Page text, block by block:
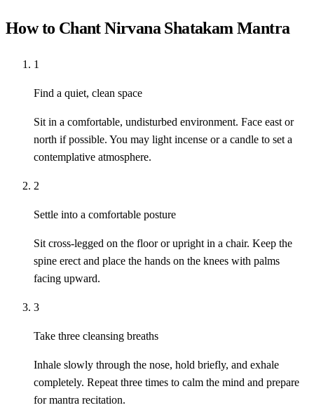
How to Chant Nirvana Shatakam Mantra
1
Find a quiet, clean space
Sit in a comfortable, undisturbed environment. Face east or
north if possible. You may light incense or a candle to set a
contemplative atmosphere.
2
Settle into a comfortable posture
Sit cross-legged on the floor or upright in a chair. Keep the
spine erect and place the hands on the knees with palms
facing upward.
3
Take three cleansing breaths
Inhale slowly through the nose, hold briefly, and exhale
completely. Repeat three times to calm the mind and prepare
for mantra recitation.